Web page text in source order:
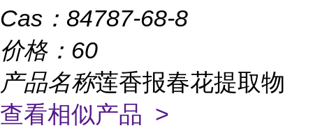
Cas： 84787-68-8
价格： 60
产品名称莲香报春花提取物
查看相似产品 >